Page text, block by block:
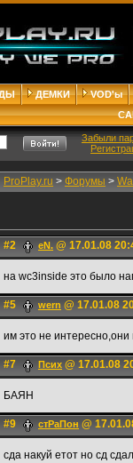
ДЕМКИ
VOD'ы
Забыли
ProPlay.ru > Форумы >
#2 eN. @ 17.01.08
на wc3inside это было
#5 wern @ 17.01.08
им это не интересно,они
#7 Псих @ 17.01.08
БАЯН
#9 стРаПон @
сда накуй етот но сд